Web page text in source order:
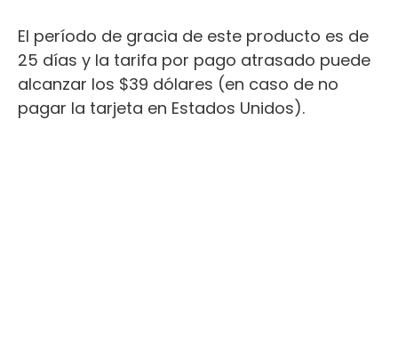
El período de gracia de este producto es de
25 días y la tarifa por pago atrasado puede
alcanzar los $39 dólares (en caso de no
pagar la tarjeta en Estados Unidos).